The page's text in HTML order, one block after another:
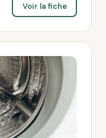
Voir la fiche